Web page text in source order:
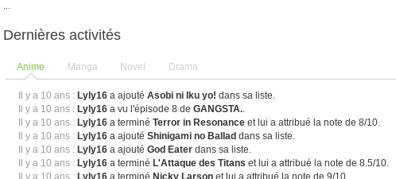
Dernières activités
Anime Manga Novel Drama
Il y a 10 ans : Lyly16 a ajoutéAsobi ni Iku yo! dans sa liste.
Il y a 10 ans : Lyly16 a vu l'épisode 8 deGANGSTA..
Il y a 10 ans : Lyly16 a terminéTerror in Resonance et lui a attribué la note de 8/10.
Il y a 10 ans : Lyly16 a ajoutéShinigami no Ballad dans sa liste.
Il y a 10 ans : Lyly16 a ajoutéGod Eater dans sa liste.
Il y a 10 ans : Lyly16 a terminé L'Attaque des Titans et lui a attribué la note de 8.5/10.
Il y a 10 ans : Lyly16 a terminé Nicky Larson et lui a attribué la note de 9/10.